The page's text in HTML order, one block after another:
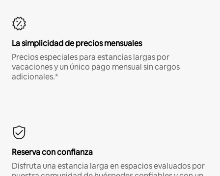
La simplicidad de precios mensuales
Precios especiales para estancias largas por
vacaciones y un único pago mensual sin cargos
adicionales.*
Reserva con confianza
Disfruta una estancia larga en espacios evaluados por